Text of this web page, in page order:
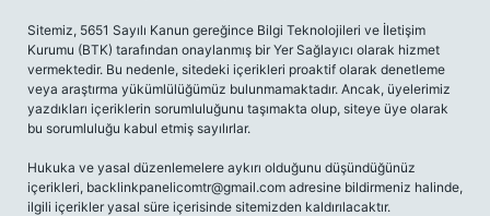
Sitemiz, 5651 Sayılı Kanun gereğince Bilgi Teknolojileri ve İletişim
Kurumu (BTK) tarafından onaylanmış bir Yer Sağlayıcı olarak hizmet
vermektedir. Bu nedenle, sitedeki içerikleri proaktif olarak denetleme
veya araştırma yükümlülüğümüz bulunmamaktadır. Ancak, üyelerimiz
yazdıkları içeriklerin sorumluluğunu taşımakta olup, siteye üye olarak
bu sorumluluğu kabul etmiş sayılırlar.
Hukuka ve yasal düzenlemelere aykırı olduğunu düşündüğünüz
içerikleri, backlinkpanelicomtr@gmail.com adresine bildirmeniz halinde,
ilgili içerikler yasal süre içerisinde sitemizden kaldırılacaktır.